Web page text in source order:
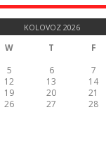
KOLOVOZ 2026
W T F
5 6 7
12 13 14
19 20 21
26 27 28